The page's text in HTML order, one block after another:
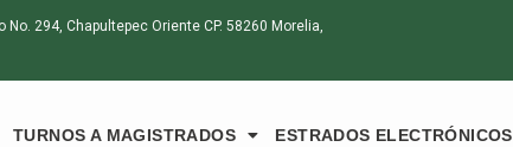
294, Chapultepec Oriente CP. 58260 Morelia,
TURNOS A MAGISTRADOS ESTRADOS ELECTRÓNICOS